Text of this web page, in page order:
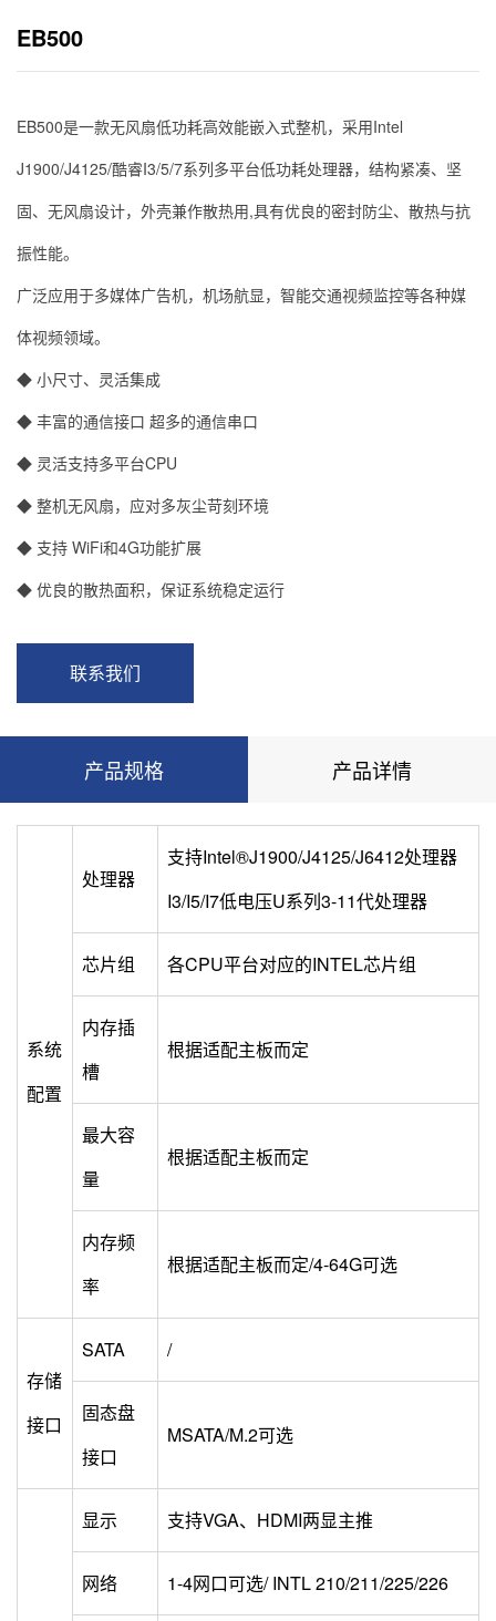
EB500
EB500是一款无风扇低功耗高效能嵌入式整机，采用Intel
J1900/J4125/酷睿I3/5/7系列多平台低功耗处理器，结构紧凑、坚
固、无风扇设计，外壳兼作散热用,具有优良的密封防尘、散热与抗
振性能。
广泛应用于多媒体广告机，机场航显，智能交通视频监控等各种媒
体视频领域。
◆ 小尺寸、灵活集成
◆ 丰富的通信接口 超多的通信串口
◆ 灵活支持多平台CPU
◆ 整机无风扇，应对多灰尘苛刻环境
◆ 支持 WiFi和4G功能扩展
◆ 优良的散热面积，保证系统稳定运行
联系我们
产品规格 产品详情
系统
配置
处理器
支持Intel®J1900/J4125/J6412处理器
I3/I5/I7低电压U系列3-11代处理器
芯片组 各CPU平台对应的INTEL芯片组
内存插
槽
根据适配主板而定
最大容
量
根据适配主板而定
内存频
率
根据适配主板而定/4-64G可选
存储
接口
SATA /
固态盘
接口
MSATA/M.2可选
显示 支持VGA、HDMI两显主推
网络 1-4网口可选/ INTL 210/211/225/226